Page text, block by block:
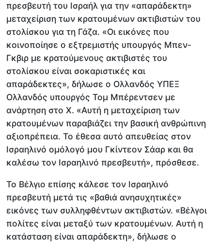
πρεσβευτή του Ισραήλ για την «απαράδεκτη»
μεταχείριση των κρατουμένων ακτιβιστών του
στολίσκου για τη Γάζα. «Οι εικόνες που
κοινοποίησε ο εξτρεμιστής υπουργός Μπεν-
Γκβιρ με κρατούμενους ακτιβιστές του
στολίσκου είναι σοκαριστικές και
απαράδεκτες», δήλωσε ο Ολλανδός ΥΠΕΞ
Ολλανδός υπουργός Τομ Μπέρεντσεν με
ανάρτηση στο X. «Αυτή η μεταχείριση των
κρατουμένων παραβιάζει την βασική ανθρώπινη
αξιοπρέπεια. Το έθεσα αυτό απευθείας στον
Ισραηλινό ομόλογό μου Γκίντεον Σάαρ και θα
καλέσω τον Ισραηλινό πρεσβευτή», πρόσθεσε.
Το Βέλγιο επίσης κάλεσε τον Ισραηλινό
πρεσβευτή μετά τις «βαθιά ανησυχητικές»
εικόνες των συλληφθέντων ακτιβιστών. «Βέλγοι
πολίτες είναι μεταξύ των κρατουμένων. Αυτή η
κατάσταση είναι απαράδεκτη», δήλωσε ο